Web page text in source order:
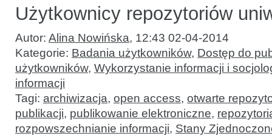
Użytkownicy repozytoriów
Autor: Alina Nowińska, 12:43 02-04-2014
Kategorie: Badania użytkowników, Dostęp do
użytkowników, Wykorzystanie informacji i
informacji
Tagi: archiwizacja, open access, otwarte
publikacji, publikowanie elektroniczne,
rozpowszechnianie informacji, Stany